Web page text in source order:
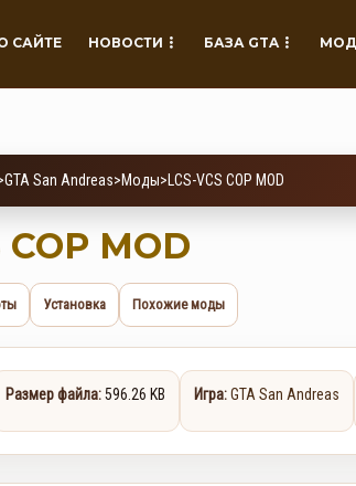
САЙТЕ НОВОСТИ БАЗА GTA
GTA San Andreas>Моды> LCS-VCS COP MOD
COP MOD
Установка Похожие моды
Размер файла:596.26 KB Игра:GTA San Andreas